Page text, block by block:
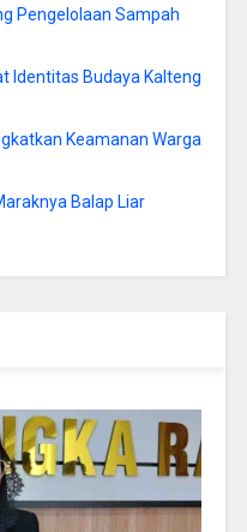
Pengelolaan Sampah
Identitas Budaya Kalteng
Keamanan Warga
Balap Liar